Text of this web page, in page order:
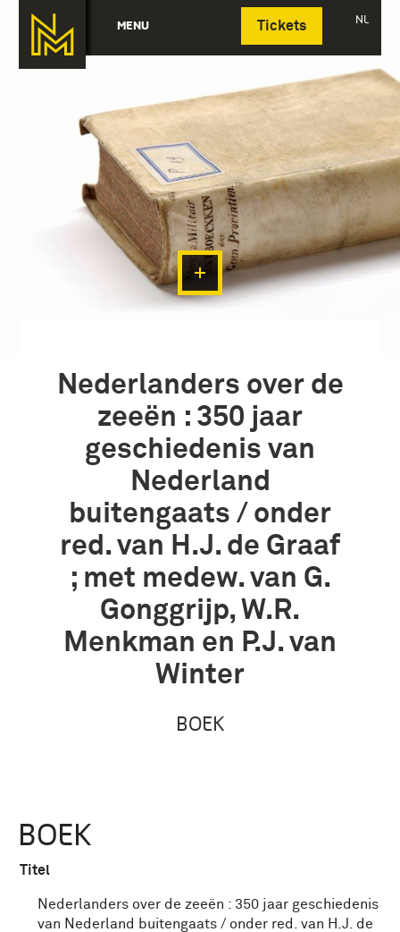
MENU Tickets NL
Deutsch
Nederlanders over de
zeeën : 350 jaar
geschiedenis van
Nederland
buitengaats / onder
red. van H.J. de Graaf
; met medew. van G.
Gonggrijp, W.R.
Menkman en P.J. van
Winter
BOEK
BOEK
Titel
Nederlanders over de zeeën : 350 jaar geschiedenis
van Nederland buitengaats / onder red. van H.J. de